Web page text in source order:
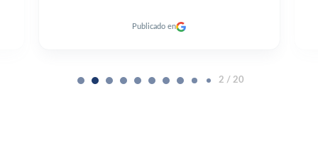
Publicado en
2 / 20